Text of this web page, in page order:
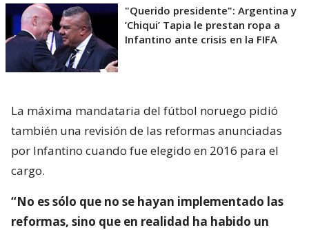
"Querido presidente": Argentina y
’Chiqui’ Tapia le prestan ropa a
Infantino ante crisis en la FIFA
La máxima mandataria del fútbol noruego pidió
también una revisión de las reformas anunciadas
por Infantino cuando fue elegido en 2016 para el
cargo.
“No es sólo que no se hayan implementado las
reformas, sino que en realidad ha habido un